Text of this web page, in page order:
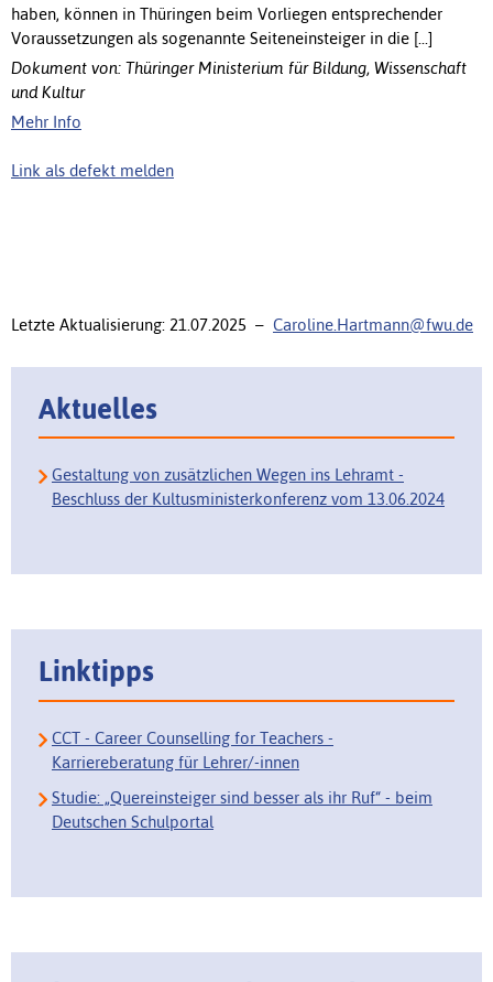
haben, können in Thüringen beim Vorliegen entsprechender
Voraussetzungen als sogenannte Seiteneinsteiger in die [...]
Dokument von: Thüringer Ministerium für Bildung, Wissenschaft
und Kultur
Mehr Info
Link als defekt melden
Letzte Aktualisierung: 21.07.2025 – Caroline.Hartmann@fwu.de
Aktuelles
Gestaltung von zusätzlichen Wegen ins Lehramt -
Beschluss der Kultusministerkonferenz vom 13.06.2024
Linktipps
CCT - Career Counselling for Teachers -
Karriereberatung für Lehrer/-innen
Studie: „Quereinsteiger sind besser als ihr Ruf“ - beim
Deutschen Schulportal